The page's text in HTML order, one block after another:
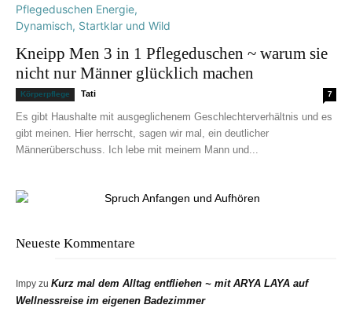
Kneipp Men 3 in 1 Pflegeduschen ~ warum sie
nicht nur Männer glücklich machen
Körperpflege Tati 7
Es gibt Haushalte mit ausgeglichenem Geschlechterverhältnis und es
gibt meinen. Hier herrscht, sagen wir mal, ein deutlicher
Männerüberschuss. Ich lebe mit meinem Mann und...
Neueste Kommentare
Impy zu Kurz mal dem Alltag entfliehen ~ mit ARYA LAYA auf
Wellnessreise im eigenen Badezimmer